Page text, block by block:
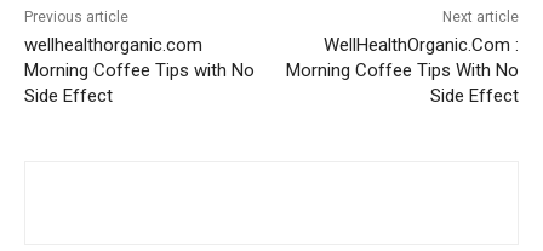
Previous article
wellhealthorganic.com
Morning Coffee Tips with No
Side Effect
Next article
WellHealthOrganic.Com :
Morning Coffee Tips With No
Side Effect